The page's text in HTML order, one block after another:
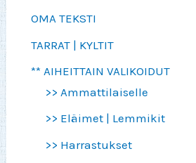
OMA TEKSTI
TARRAT | KYLTIT
** AIHEITTAIN VALIKOIDUT
>> Ammattilaiselle
>> Eläimet | Lemmikit
>> Harrastukset